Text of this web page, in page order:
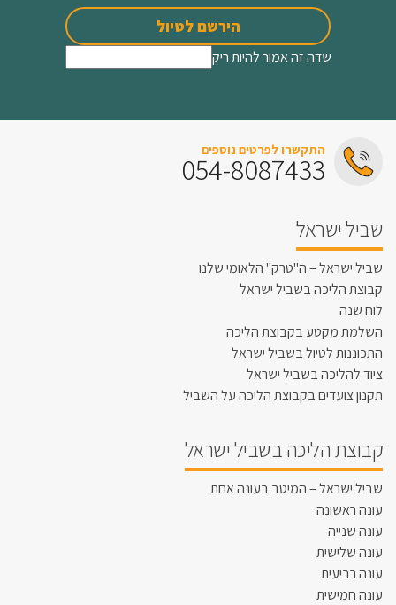
הירשם לטיול
שדה זה אמור להיות ריק
התקשרו לפרטים נוספים
054-8087433
שביל ישראל
שביל ישראל – ה"טרק" הלאומי שלנו
קבוצת הליכה בשביל ישראל
לוח שנה
השלמת מקטע בקבוצת הליכה
התכוננות לטיול בשביל ישראל
ציוד להליכה בשביל ישראל
תקנון צועדים בקבוצת הליכה על השביל
קבוצת הליכה בשביל ישראל
שביל ישראל – המיטב בעונה אחת
עונה ראשונה
עונה שנייה
עונה שלישית
עונה רביעית
עונה חמישית